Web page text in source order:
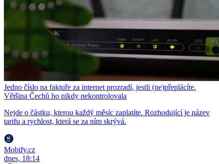
Jedno číslo na faktuře za internet prozradí, jestli (ne)přeplácíte.
Většina Čechů ho nikdy nekontrolovala
Nejde o částku, kterou každý měsíc zaplatíte. Rozhodující je název
tarifu a rychlost, která se za ním skrývá.
Mobify.cz
dnes, 18:14